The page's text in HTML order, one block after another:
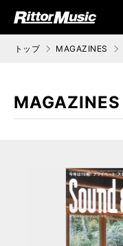
ジック (Rittor Musi
トップ MAGAZINES
MAGAZINES